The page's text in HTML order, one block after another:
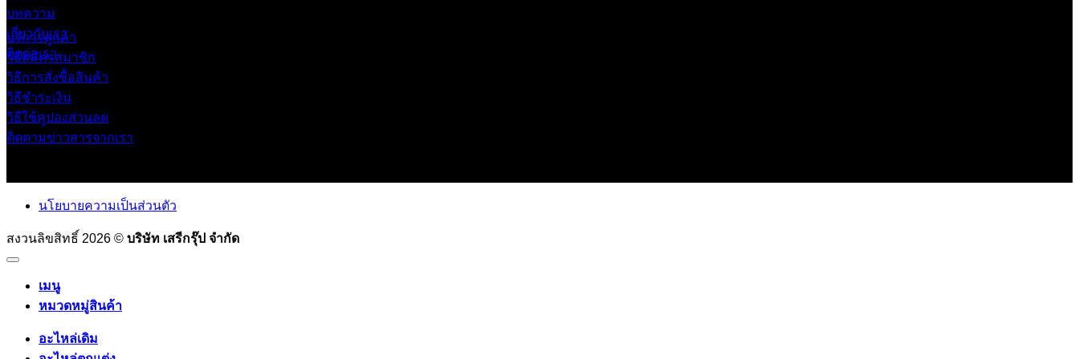
บทความ
เกี่ยวกับเรา
ติดต่อเรา
บริการลูกค้า
วิธีสมัครสมาชิก
วิธีการสั่งซื้อสินค้า
วิธีชำระเงิน
วิธีใช้คูปองส่วนลด
ติดตามข่าวสารจากเรา
นโยบายความเป็นส่วนตัว
สงวนลิขสิทธิ์ 2026 © บริษัท เสรีกรุ๊ป จำกัด
เมนู
หมวดหมู่สินค้า
อะไหล่เดิม